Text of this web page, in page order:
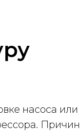
насоса